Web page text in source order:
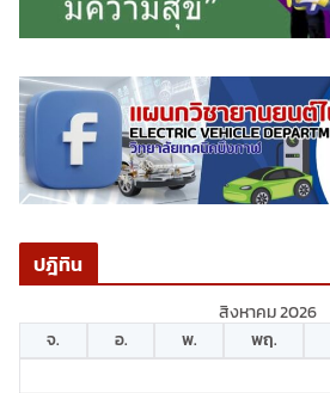
ปฎิทิน
สิงหาคม 2026
จ.
อ. พ. พฤ.